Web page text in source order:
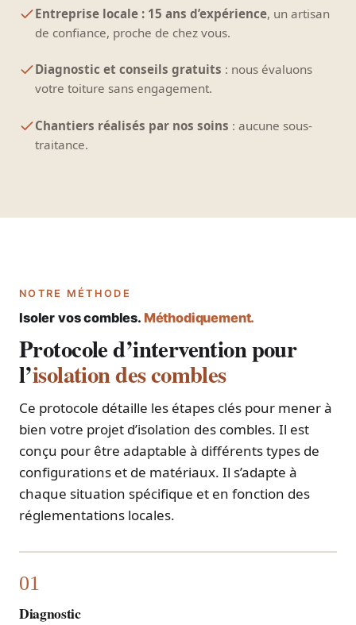
Entreprise locale : 15 ans d’expérience, un artisan
de confiance, proche de chez vous.
Diagnostic et conseils gratuits : nous évaluons
votre toiture sans engagement.
Chantiers réalisés par nos soins : aucune sous-
traitance.
NOTRE MÉTHODE
Isoler vos combles. Méthodiquement.
Protocole d’intervention pour
l’isolation des combles
Ce protocole détaille les étapes clés pour mener à
bien votre projet d’isolation des combles. Il est
conçu pour être adaptable à différents types de
configurations et de matériaux. Il s’adapte à
chaque situation spécifique et en fonction des
réglementations locales.
Diagnostic